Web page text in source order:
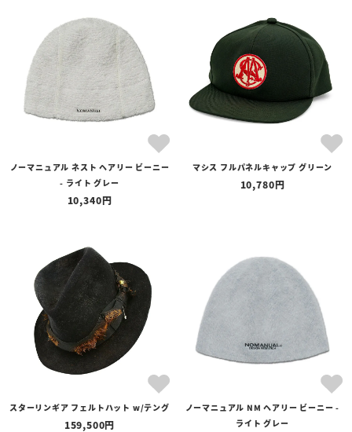
ノーマニュアル ネスト ヘアリー ビーニー
- ライト グレー
10,340
マシス フルパネルキャップ グリーン
10,780
スターリンギア フェルトハット w/テング
159,500
ノーマニュアル NM ヘアリー ビーニー -
ライト グレー